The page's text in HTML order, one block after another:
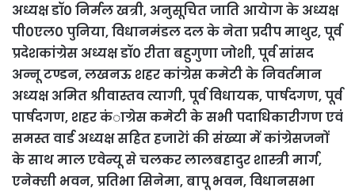
अध्यक्ष डॉ0 निर्मल खत्री, अनुसूचित जाति आयेाग के अध्यक्ष
पी0एल0 पुनिया, विधानमंडल दल के नेता प्रदीप माथुर, पूर्व
प्रदेशकांग्रेस अध्यक्ष डॉ0 रीता बहुगुणा जोशी, पूर्व सांसद
अन्नू टण्डन, लखनऊ शहर कांग्रेस कमेटी के निवर्तमान
अध्यक्ष अमित श्रीवास्तव त्यागी, पूर्व विधायक, पार्षदगण, पूर्व
पार्षदगण, शहर कंाग्रेस कमेटी के सभी पदाधिकारीगण एवं
समस्त वार्ड अध्यक्ष सहित हजारेां की संख्या में कांग्रेसजनों
के साथ माल एवेन्यू से चलकर लालबहादुर शास्त्री मार्ग,
एनेक्सी भवन, प्रतिभा सिनेमा, बापू भवन, विधानसभा